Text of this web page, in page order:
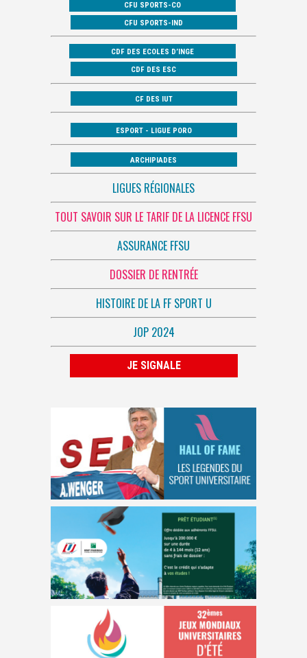
CFU SPORTS-CO
CFU SPORTS-IND
CDF DES ECOLES D’INGE
CDF DES ESC
CF DES IUT
ESPORT - LIGUE PORO
ARCHIPIADES
LIGUES RÉGIONALES
TOUT SAVOIR SUR LE TARIF DE LA LICENCE FFSU
ASSURANCE FFSU
DOSSIER DE RENTRÉE
HISTOIRE DE LA FF SPORT U
JOP 2024
JE SIGNALE